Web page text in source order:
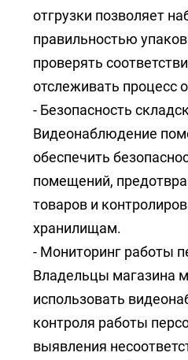
отгрузки позволяет
правильностью
проверять
отслеживать процесс
- Безопасность
Видеонаблюдение
обеспечить
помещений,
товаров и
хранилищам.
- Мониторинг работы
Владельцы магазина
использовать
контроля работы
выявления